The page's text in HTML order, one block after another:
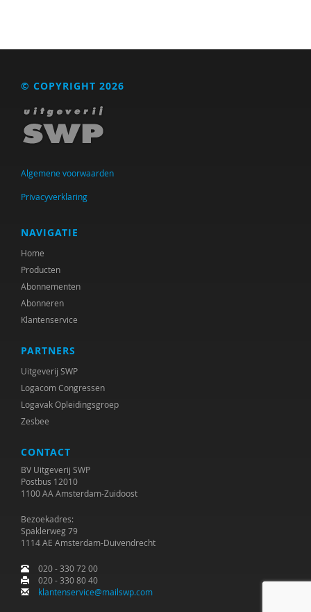
© COPYRIGHT 2026
Algemene voorwaarden
Privacyverklaring
NAVIGATIE
Home
Producten
Abonnementen
Abonneren
Klantenservice
PARTNERS
Uitgeverij SWP
Logacom Congressen
Logavak Opleidingsgroep
Zesbee
CONTACT
BV Uitgeverij SWP
Postbus 12010
1100 AA Amsterdam-Zuidoost
Bezoekadres:
Spaklerweg 79
1114 AE Amsterdam-Duivendrecht
020 - 330 72 00
020 - 330 80 40
klantenservice@mailswp.com